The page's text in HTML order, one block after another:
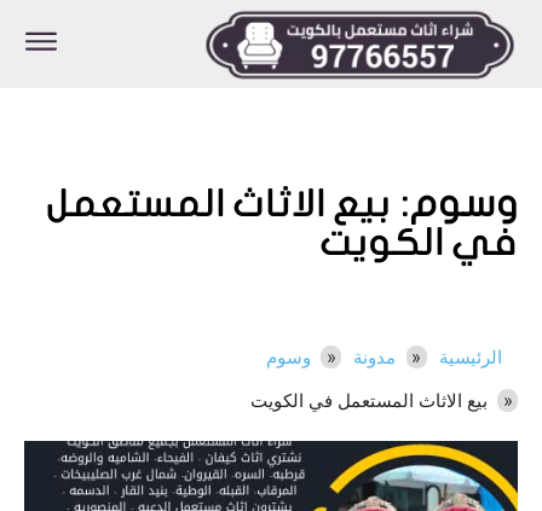
وسوم: بيع الاثاث المستعمل
في الكويت
الرئيسية مدونة
وسوم
بيع الاثاث المستعمل في الكويت